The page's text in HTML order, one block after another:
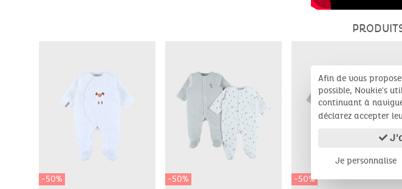
-50%
-50%
-50%
Afin de vous
possible, Noukie's
continuant à
déclarez accepter
Je personnalise